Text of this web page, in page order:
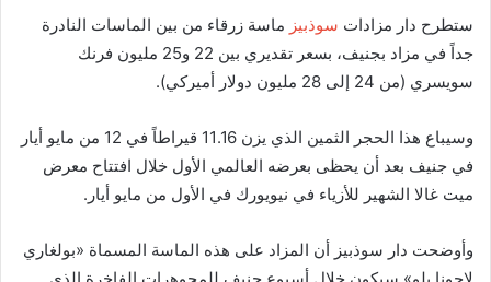
ن ستطرح دار مزادات سوذبيز ماسة زرقاء من بين الماسات النادرة
جداً في مزاد بجنيف، بسعر تقديري بين 22 و25 مليون فرنك
سويسري (من 24 إلى 28 مليون دولار أميركي).
وسيباع هذا الحجر الثمين الذي يزن 11.16 قيراطاً في 12 من مايو أيار
في جنيف بعد أن يحظى بعرضه العالمي الأول خلال افتتاح معرض
ميت غالا الشهير للأزياء في نيويورك في الأول من مايو أيار.
وأوضحت دار سوذبيز أن المزاد على هذه الماسة المسماة «بولغاري